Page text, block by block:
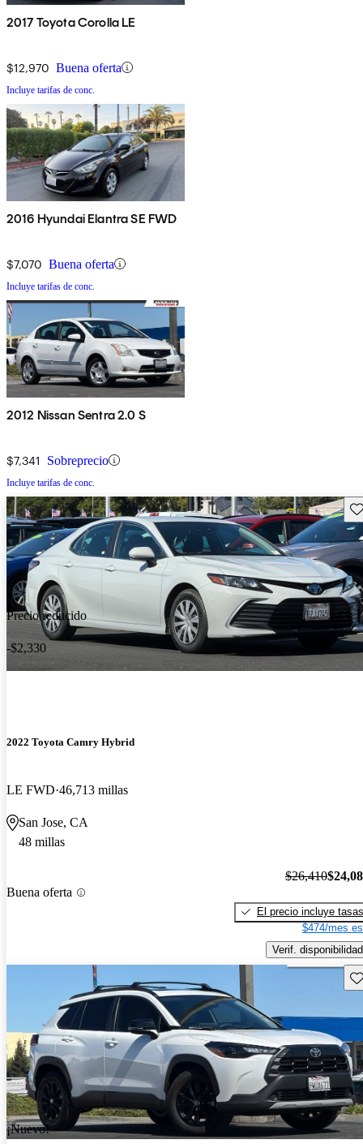
2017 Toyota Corolla LE
$12,970 Buena oferta
Incluye tarifas de conc.
2016 Hyundai Elantra SE FWD
$7,070 Buena oferta
Incluye tarifas de conc.
2012 Nissan Sentra 2.0 S
$7,341 Sobreprecio
Incluye tarifas de conc.
Precio reducido
-$2,330
2022 Toyota Camry Hybrid
LE FWD 46,713 millas
San Jose, CA
48 millas
Buena oferta
$26,410
El precio incluye tasas
$474/mes
Verif. disponibilidad
¡Nuevo!